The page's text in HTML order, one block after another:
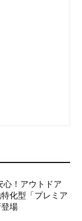
心！アウトドア
化型「プレミア
場